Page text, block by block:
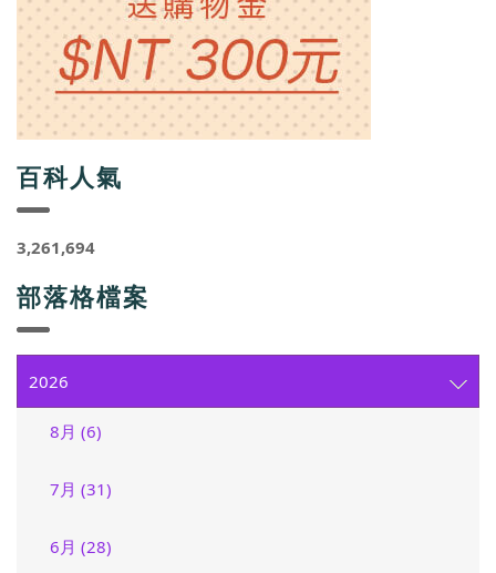
百科人氣
3,261,694
部落格檔案
2026
8月 (6)
7月 (31)
6月 (28)